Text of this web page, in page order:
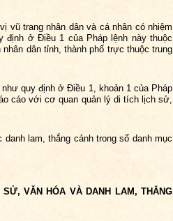
trang nhân dân và cá nhân có nhiệm
định ở Điều 1 của Pháp lệnh này thuộc
dân tỉnh, thành phố trực thuộc trung
quy định ở Điều 1, khoản 1 của Pháp
cáo với cơ quan quản lý di tích lịch sử,
lam, thắng cảnh trong sổ danh mục
VĂN HÓA VÀ DANH LAM, THẮNG